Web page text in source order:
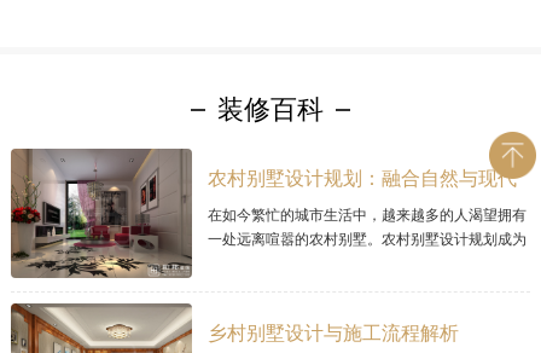
装修百科
农村别墅设计规划：融合自然与现代
的理想家居
在如今繁忙的城市生活中，越来越多的人渴望拥有
一处远离喧嚣的农村别墅。农村别墅设计规划成为
乡村别墅设计与施工流程解析